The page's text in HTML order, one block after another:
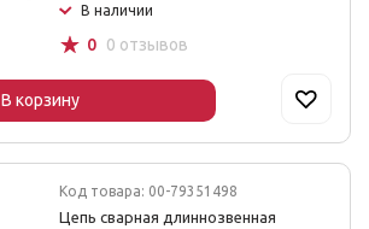
В наличии
☆ 0 0 отзывов
В корзину
Код товара: 00-79351498
Цепь сварная длиннозвенная